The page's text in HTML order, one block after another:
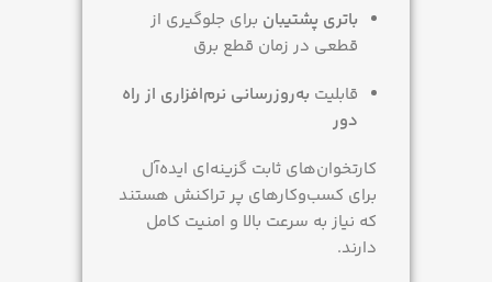
باتری پشتیبان برای جلوگیری از
قطعی در زمان قطع برق
قابلیت به‌روزرسانی نرم‌افزاری از راه
دور
کارتخوان‌های ثابت گزینه‌ای ایده‌آل
برای کسب‌وکارهای پر تراکنش هستند
که نیاز به سرعت بالا و امنیت کامل
دارند.